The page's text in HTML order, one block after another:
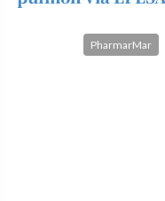
PharmarMar